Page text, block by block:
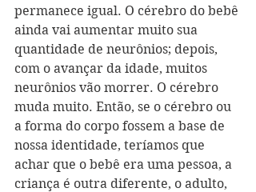
permanece igual. O cérebro do bebê
ainda vai aumentar muito sua
quantidade de neurônios; depois,
com o avançar da idade, muitos
neurônios vão morrer. O cérebro
muda muito. Então, se o cérebro ou
a forma do corpo fossem a base de
nossa identidade, teríamos que
achar que o bebê era uma pessoa, a
criança é outra diferente, o adulto,